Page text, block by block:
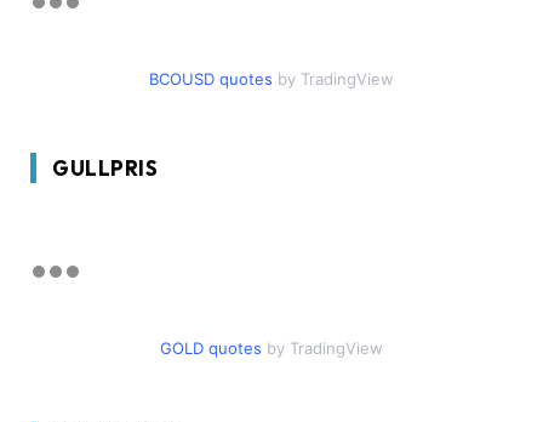
BCOUSD quotes by TradingView
GULLPRIS
GOLD quotes by TradingView